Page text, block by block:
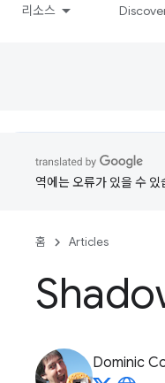
리소스
역에는 오류가 있을 수 있
홈 Articles
Dominic